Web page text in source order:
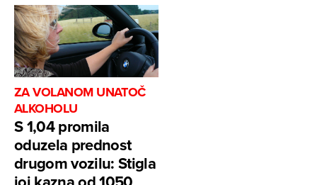
ZA VOLANOM UNATOČ
ALKOHOLU
S 1,04 promila
oduzela prednost
drugom vozilu: Stigla